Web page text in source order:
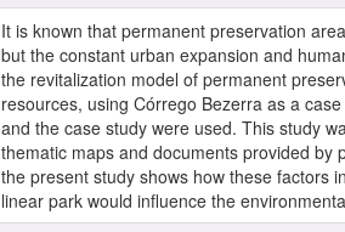
It is known that permanent preservation
but the constant urban expansion and
the revitalization model of permanent
resources, using Córrego Bezerra as a
and the case study were used. This study
thematic maps and documents provided by
the present study shows how these factors
linear park would influence the